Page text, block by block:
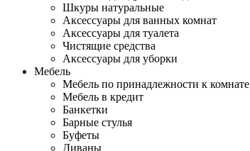
Шкуры натуральные
Аксессуары для ванных комнат
Аксессуары для туалета
Чистящие средства
Аксессуары для уборки
Мебель
Мебель по принадлежности к комнате
Мебель в кредит
Банкетки
Барные стулья
Буфеты
Диваны